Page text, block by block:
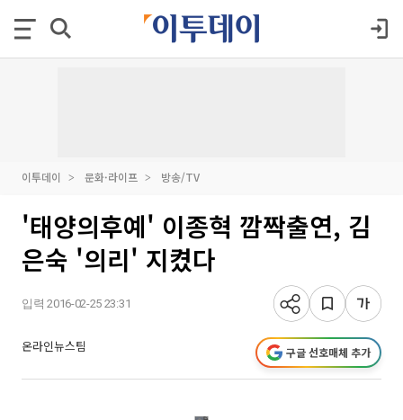
이투데이 문화·라이프 방송/TV
'태양의후예' 이종혁 깜짝출연, 김
은숙 '의리' 지켰다
입력 2016-02-25 23:31
온라인뉴스팀 구글 선호매체 추가